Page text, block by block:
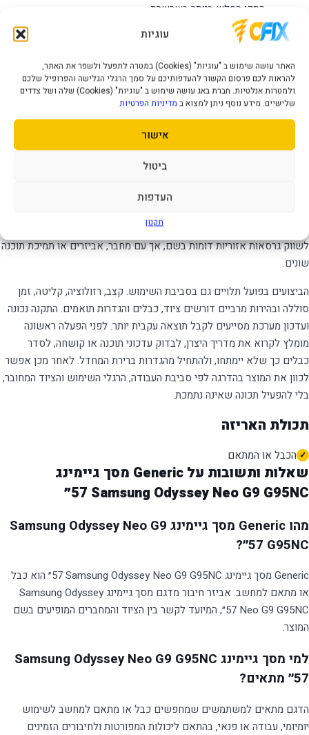
עוגיות
האתר עושה שימוש ב "עוגיות" (Cookies) במטרה לתפעל ולשפר את האתר,
להראות לכם פרסום הקשור להעדפותיכם על סמך הרגלי הגלישה והפרופיל שלכם
ולמטרות אנלטיות. חברת באג עושה שימוש ב "עוגיות" (Cookies) שלה ושל צדדים
שלישיים. מידע נוסף ניתן למצוא ב מדיניות הפרטיות
אישור
ביטול
העדפות
תקנון
התקן החלש ביותר בשרשרת
חיבורים:
המחברים והכיוון הם בהתאם לשם הדגם: מסך גיימינג Samsung
Odyssey Neo G9 G95NC ‏57״ S57CG952NM
תכונות:פתרון חיבור ממוקד לעמדת מחשב, תצוגה, אחסון או ציוד היקפי
חשמל /
סוללה:
אינו דורש חשמל אלא אם מצוינים USB-power, מגבר,
ספק או חיבור מתח
מידות ומשקל:
תאימות:רק ציוד בעל מחברים ותקנים תואמים
מה חשוב לדעת לפני הרכישה?
יש לבדוק זכר/נקבה, כיוון אות, תקן, אורך ותאימות לפני הזמנה. מתאם פיזי
מספר החלק, צבע המוצר וסוג המחבר בתמונות ובאריזה. יצרנים עשויים
לשווק גרסאות אזוריות דומות בשם, אך עם מחבר, אביזרים או תמיכת תוכנה
שונים.
הביצועים בפועל תלויים גם בסביבת השימוש. קצב, רזולוציה, קליטה, זמן
סוללה ובהירות מרביים דורשים ציוד, כבלים והגדרות תואמים. התקנה נכונה
ועדכון מערכת מסייעים לקבל תוצאה עקבית יותר. לפני הפעלה ראשונה
מומלץ לקרוא את מדריך היצרן, לבדוק עדכוני תוכנה או קושחה, לסדר
כבלים כך שלא יימתחו, ולהתחיל מהגדרות ברירת המחדל. לאחר מכן אפשר
לכוון את המוצר בהדרגה לפי סביבת העבודה, הרגלי השימוש והציוד המחובר,
בלי להפעיל תכונה שאינה נתמכת.
תכולת האריזה
הכבל או המתאם
שאלות ותשובות על Generic מסך גיימינג
Samsung Odyssey Neo G9 G95NC ‏57״
מהו Generic מסך גיימינג Samsung Odyssey Neo G9
G95NC ‏57״?
Generic מסך גיימינג Samsung Odyssey Neo G9 G95NC ‏57״ הוא כבל
או מתאם למחשב. אביזר חיבור מדגם מסך גיימינג Samsung Odyssey
Neo G9 G95NC ‏57״, המיועד לקשר בין הציוד והמחברים המופיעים בשם
המוצר.
למי מסך גיימינג Samsung Odyssey Neo G9 G95NC
הדגם מתאים למשתמשים שמחפשים כבל או מתאם למחשב לשימוש
יומיומי, עבודה או פנאי, בהתאם ליכולות המפורטות ולחיבורים הזמינים